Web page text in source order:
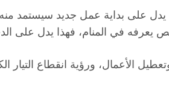
على بداية عمل جديد سيستمد منه
يعرفه في المنام، فهذا يدل على
الأعمال، ورؤية انقطاع